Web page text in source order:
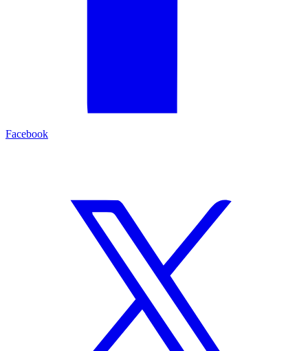
Facebook